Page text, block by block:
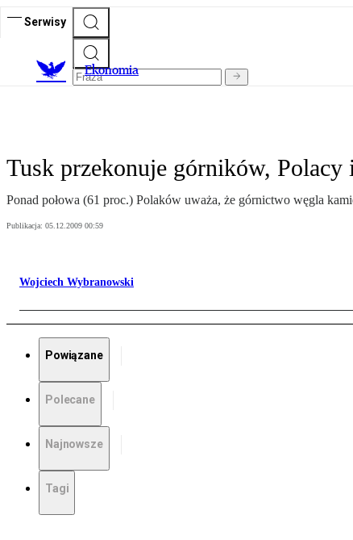
Serwisy
Ekonomia
Tusk przekonuje górników, Polacy
Ponad połowa (61 proc.) Polaków uważa, że górnictwo węgla
Publikacja: 05.12.2009 00:59
Wojciech Wybranowski
Powiązane
Polecane
Najnowsze
Tagi